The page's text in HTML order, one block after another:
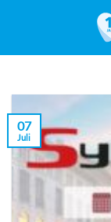
07
Juli